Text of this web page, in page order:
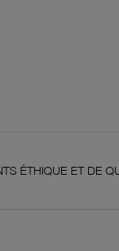
DE QUALITÉ